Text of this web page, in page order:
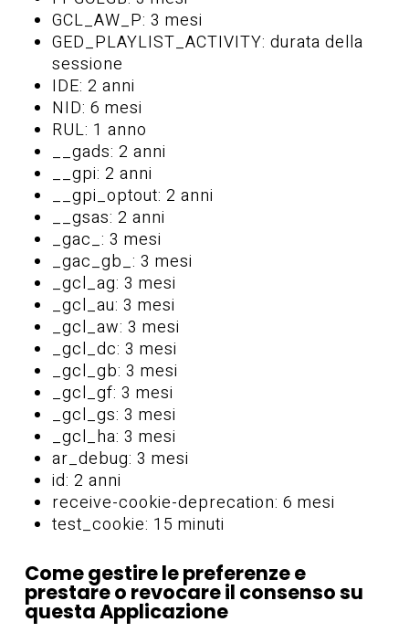
GCL_AW_P: 3 mesi
GED_PLAYLIST_ACTIVITY: durata della
sessione
IDE: 2 anni
NID: 6 mesi
RUL: 1 anno
__gads: 2 anni
__gpi: 2 anni
__gpi_optout: 2 anni
__gsas: 2 anni
_gac_: 3 mesi
_gac_gb_: 3 mesi
_gcl_ag: 3 mesi
_gcl_au: 3 mesi
_gcl_aw: 3 mesi
_gcl_dc: 3 mesi
_gcl_gb: 3 mesi
_gcl_gf: 3 mesi
_gcl_gs: 3 mesi
_gcl_ha: 3 mesi
ar_debug: 3 mesi
id: 2 anni
receive-cookie-deprecation: 6 mesi
test_cookie: 15 minuti
Come gestire le preferenze e
prestare o revocare il consenso su
questa Applicazione